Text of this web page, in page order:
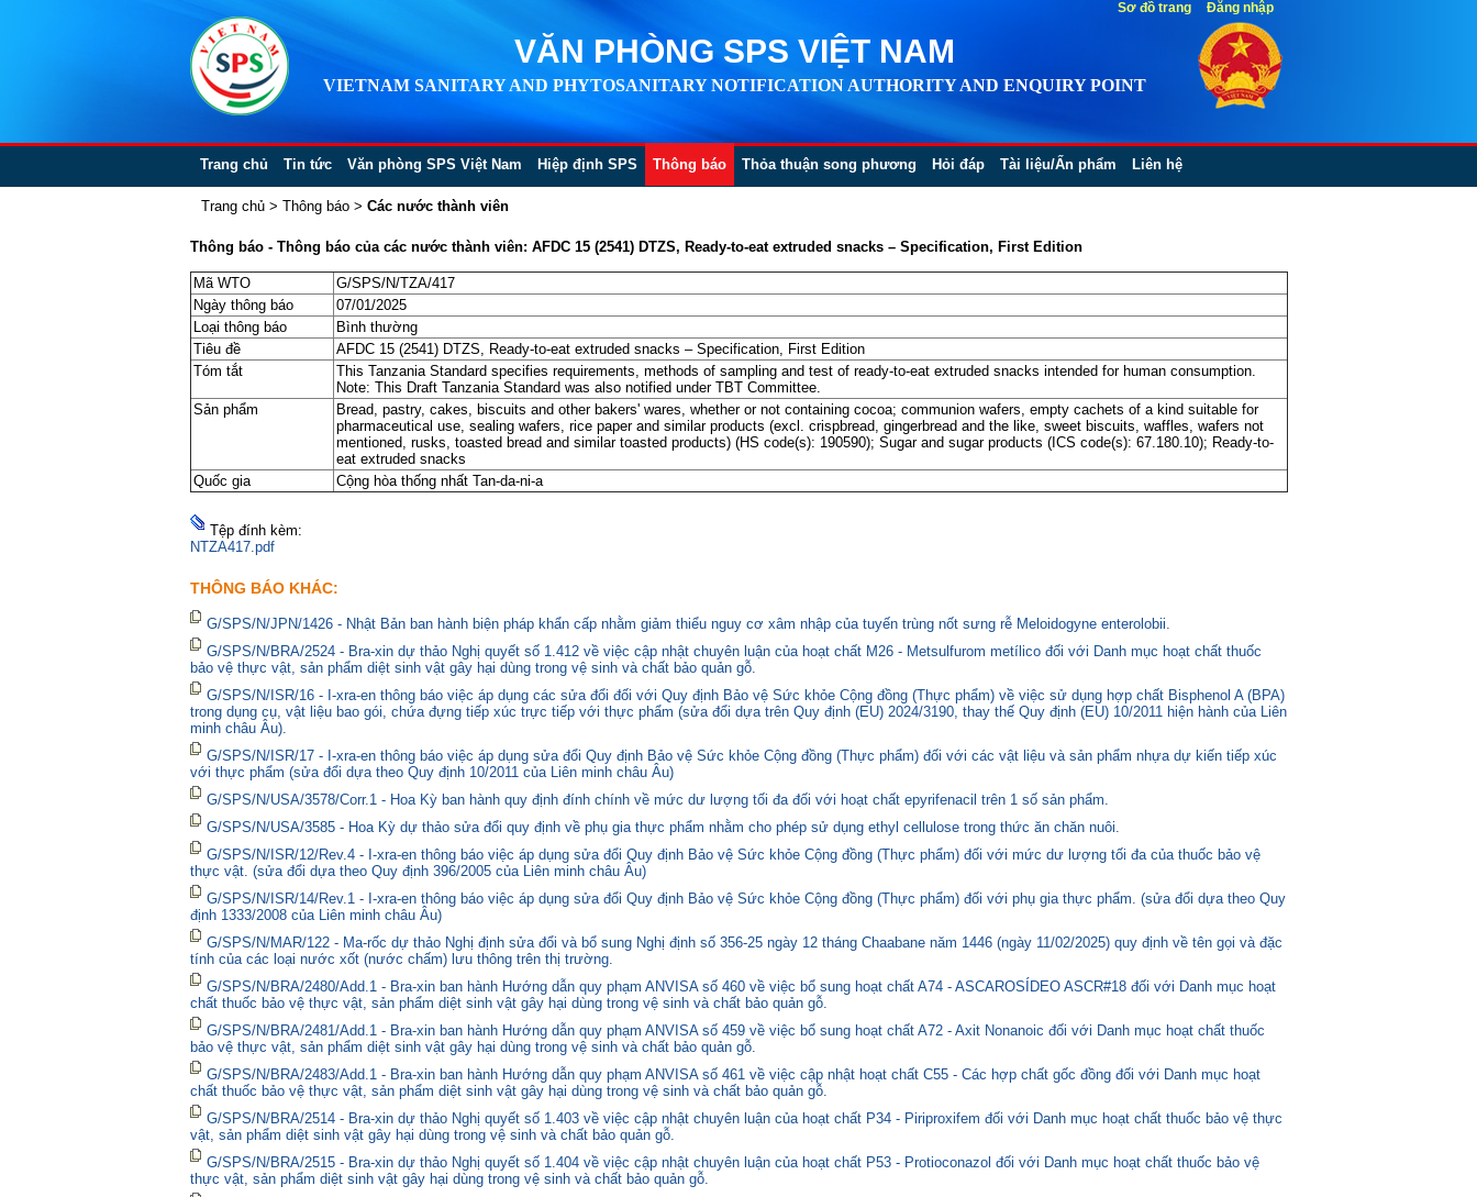
VĂN PHÒNG SPS VIỆT NAM
VIETNAM SANITARY AND PHYTOSANITARY NOTIFICATION AUTHORITY AND ENQUIRY POINT
Trang chủ Tin tức Văn phòng SPS Việt Nam Hiệp định SPS Thông báo Thỏa thuận song phương Hỏi đáp Tài liệu/Ấn phẩm Liên hệ
Trang chủ> Thông báo> Các nước thành viên
Thông báo - Thông báo của các nước thành viên: AFDC 15 (2541) DTZS, Ready-to-eat extruded snacks – Specification, First Edition
Mã WTO
G/SPS/N/TZA/417
Ngày thông báo
07/01/2025
Loại thông báo
Bình thường
Tiêu đề
AFDC 15 (2541) DTZS, Ready-to-eat extruded snacks – Specification, First Edition
Tóm tắt
This Tanzania Standard specifies requirements, methods of sampling and test of ready-to-eat extruded snacks intended for human consumption.
Note: This Draft Tanzania Standard was also notified under TBT Committee.
Sản phẩm
Bread, pastry, cakes, biscuits and other bakers' wares, whether or not containing cocoa; communion wafers, empty cachets of a kind suitable for
pharmaceutical use, sealing wafers, rice paper and similar products (excl. crispbread, gingerbread and the like, sweet biscuits, waffles, wafers not
mentioned, rusks, toasted bread and similar toasted products) (HS code(s): 190590); Sugar and sugar products (ICS code(s): 67.180.10); Ready-to-
eat extruded snacks
Quốc gia
Cộng hòa thống nhất Tan-da-ni-a
Tệp đính kèm:
NTZA417.pdf
THÔNG BÁO KHÁC:
G/SPS/N/JPN/1426 - Nhật Bản ban hành biện pháp khẩn cấp nhằm giảm thiểu nguy cơ xâm nhập của tuyến trùng nốt sưng rễ Meloidogyne enterolobii.
G/SPS/N/BRA/2524 - Bra-xin dự thảo Nghị quyết số 1.412 về việc cập nhật chuyên luận của hoạt chất M26 - Metsulfurom metílico đối với Danh mục hoạt chất thuốc
bảo vệ thực vật, sản phẩm diệt sinh vật gây hại dùng trong vệ sinh và chất bảo quản gỗ.
G/SPS/N/ISR/16 - I-xra-en thông báo việc áp dụng các sửa đổi đối với Quy định Bảo vệ Sức khỏe Cộng đồng (Thực phẩm) về việc sử dụng hợp chất Bisphenol A (BPA)
trong dụng cụ, vật liệu bao gói, chứa đựng tiếp xúc trực tiếp với thực phẩm (sửa đổi dựa trên Quy định (EU) 2024/3190, thay thế Quy định (EU) 10/2011 hiện hành của Liên
minh châu Âu).
G/SPS/N/ISR/17 - I-xra-en thông báo việc áp dụng sửa đổi Quy định Bảo vệ Sức khỏe Cộng đồng (Thực phẩm) đối với các vật liệu và sản phẩm nhựa dự kiến tiếp xúc
với thực phẩm (sửa đổi dựa theo Quy định 10/2011 của Liên minh châu Âu)
G/SPS/N/USA/3578/Corr.1 - Hoa Kỳ ban hành quy định đính chính về mức dư lượng tối đa đối với hoạt chất epyrifenacil trên 1 số sản phẩm.
G/SPS/N/USA/3585 - Hoa Kỳ dự thảo sửa đổi quy định về phụ gia thực phẩm nhằm cho phép sử dụng ethyl cellulose trong thức ăn chăn nuôi.
G/SPS/N/ISR/12/Rev.4 - I-xra-en thông báo việc áp dụng sửa đổi Quy định Bảo vệ Sức khỏe Cộng đồng (Thực phẩm) đối với mức dư lượng tối đa của thuốc bảo vệ
thực vật. (sửa đổi dựa theo Quy định 396/2005 của Liên minh châu Âu)
G/SPS/N/ISR/14/Rev.1 - I-xra-en thông báo việc áp dụng sửa đổi Quy định Bảo vệ Sức khỏe Cộng đồng (Thực phẩm) đối với phụ gia thực phẩm. (sửa đổi dựa theo Quy
định 1333/2008 của Liên minh châu Âu)
G/SPS/N/MAR/122 - Ma-rốc dự thảo Nghị định sửa đổi và bổ sung Nghị định số 356-25 ngày 12 tháng Chaabane năm 1446 (ngày 11/02/2025) quy định về tên gọi và đặc
tính của các loại nước xốt (nước chấm) lưu thông trên thị trường.
G/SPS/N/BRA/2480/Add.1 - Bra-xin ban hành Hướng dẫn quy phạm ANVISA số 460 về việc bổ sung hoạt chất A74 - ASCAROSÍDEO ASCR#18 đối với Danh mục hoạt
chất thuốc bảo vệ thực vật, sản phẩm diệt sinh vật gây hại dùng trong vệ sinh và chất bảo quản gỗ.
G/SPS/N/BRA/2481/Add.1 - Bra-xin ban hành Hướng dẫn quy phạm ANVISA số 459 về việc bổ sung hoạt chất A72 - Axit Nonanoic đối với Danh mục hoạt chất thuốc
bảo vệ thực vật, sản phẩm diệt sinh vật gây hại dùng trong vệ sinh và chất bảo quản gỗ.
G/SPS/N/BRA/2483/Add.1 - Bra-xin ban hành Hướng dẫn quy phạm ANVISA số 461 về việc cập nhật hoạt chất C55 - Các hợp chất gốc đồng đối với Danh mục hoạt
chất thuốc bảo vệ thực vật, sản phẩm diệt sinh vật gây hại dùng trong vệ sinh và chất bảo quản gỗ.
G/SPS/N/BRA/2514 - Bra-xin dự thảo Nghị quyết số 1.403 về việc cập nhật chuyên luận của hoạt chất P34 - Piriproxifem đối với Danh mục hoạt chất thuốc bảo vệ thực
vật, sản phẩm diệt sinh vật gây hại dùng trong vệ sinh và chất bảo quản gỗ.
G/SPS/N/BRA/2515 - Bra-xin dự thảo Nghị quyết số 1.404 về việc cập nhật chuyên luận của hoạt chất P53 - Protioconazol đối với Danh mục hoạt chất thuốc bảo vệ
thực vật, sản phẩm diệt sinh vật gây hại dùng trong vệ sinh và chất bảo quản gỗ.
Sơ đồ trang Đăng nhập